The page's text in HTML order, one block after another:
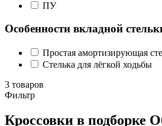
ПУ
Особенности вкладной
Простая амортизирующая
Стелька для лёгкой ходьбы
3 товаров
Фильтр
Кроссовки в подборке